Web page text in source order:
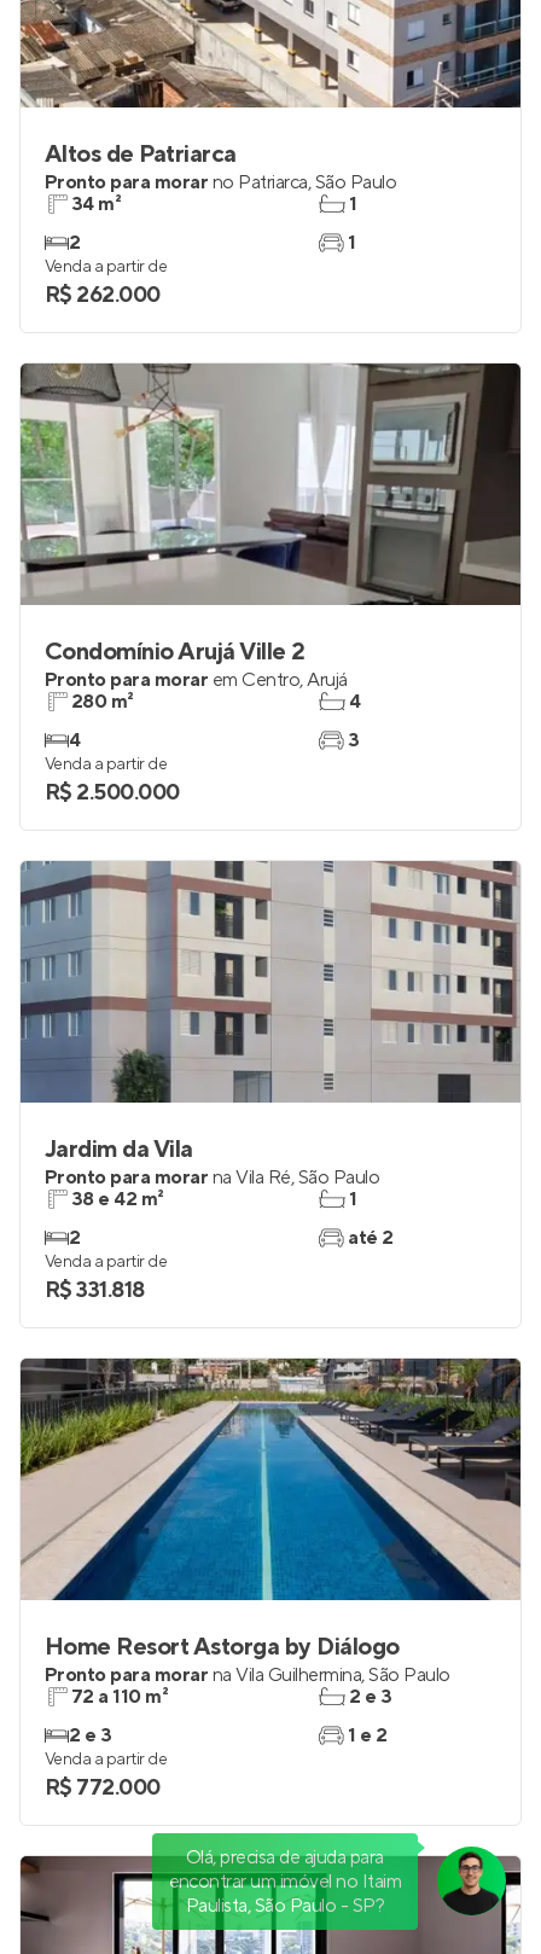
Altos de Patriarca
Pronto para morar no Patriarca,São Paulo
34 m²
2
1
1
Venda a partir de
R$ 262.000
Condomínio Arujá Ville 2
Pronto para morar em Centro,Arujá
280 m²
4
4
3
Venda a partir de
R$ 2.500.000
Jardim da Vila
Pronto para morar na Vila Ré,São Paulo
38 e 42 m²
2
1
até 2
Venda a partir de
R$ 331.818
Home Resort Astorga by Diálogo
Pronto para morar na Vila Guilhermina,São Paulo
72 a 110 m²
2 e 3
2 e 3
1 e 2
Venda a partir de
R$ 772.000
Olá, precisa de ajuda para
encontrar um imóvel no Itaim
Paulista, São Paulo - SP?